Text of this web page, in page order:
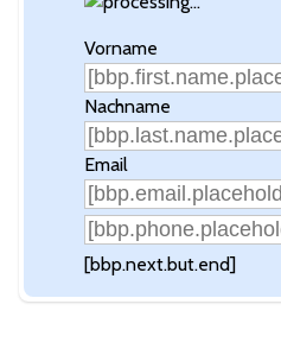
Vorname
Nachname
Email
[bbp.next.but.end]